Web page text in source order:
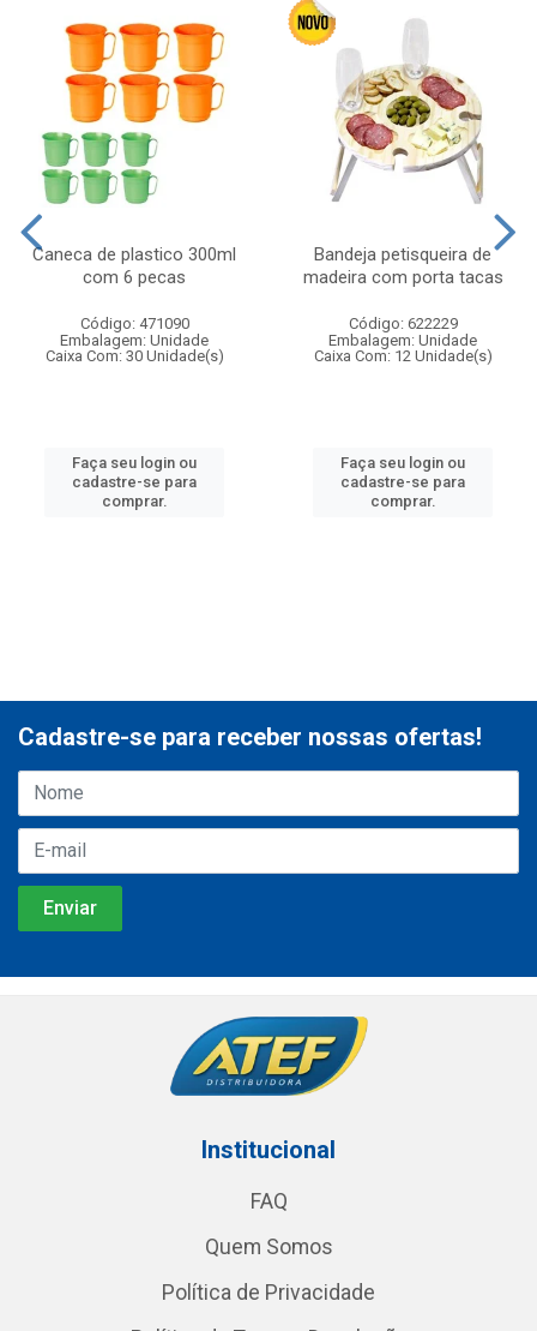
Caneca de plastico 300ml
com 6 pecas
Código: 471090
Embalagem: Unidade
Caixa Com: 30 Unidade(s)
Faça seu login ou
cadastre-se para
comprar.
Bandeja petisqueira de
madeira com porta tacas
Código: 622229
Embalagem: Unidade
Caixa Com: 12 Unidade(s)
Faça seu login ou
cadastre-se para
comprar.
Cadastre-se para receber nossas ofertas!
Institucional
FAQ
Quem Somos
Política de Privacidade